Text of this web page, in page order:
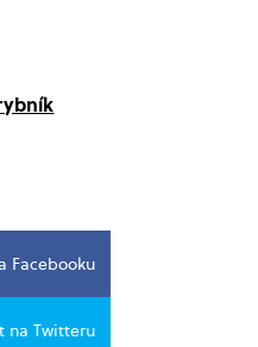
Facebooku
na Twitteru